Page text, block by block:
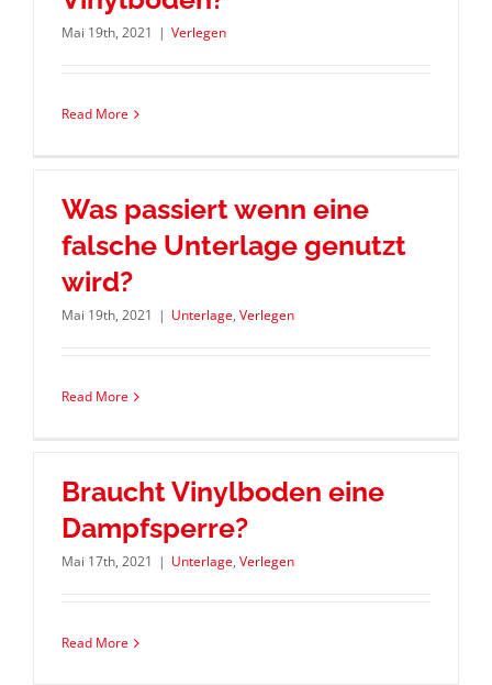
Mai 19th, 2021 | Verlegen
Read More
Was passiert wenn eine
falsche Unterlage genutzt
wird?
Mai 19th, 2021 | Unterlage, Verlegen
Read More
Braucht Vinylboden eine
Dampfsperre?
Mai 17th, 2021 | Unterlage, Verlegen
Read More